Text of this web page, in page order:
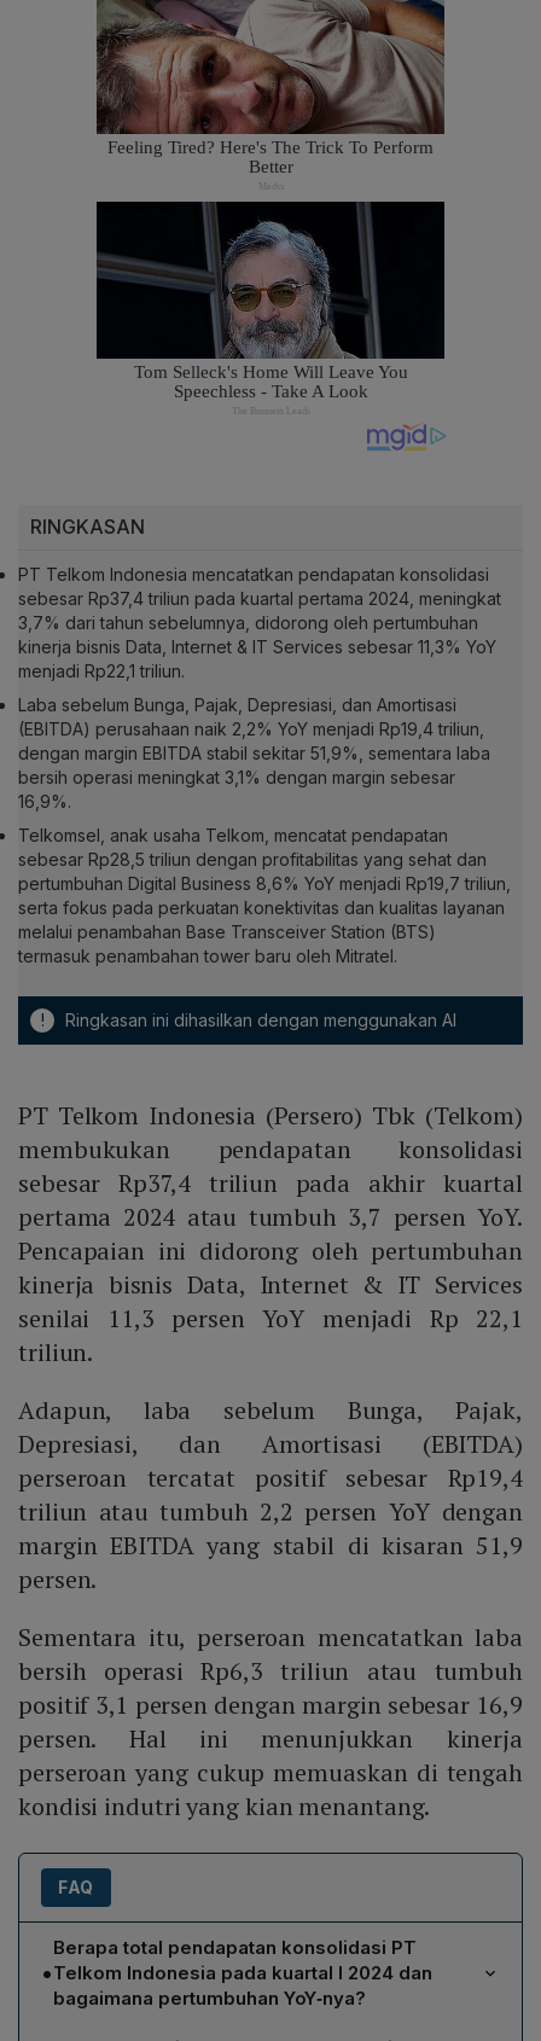
RINGKASAN
PT Telkom Indonesia mencatatkan pendapatan konsolidasi
sebesar Rp37,4 triliun pada kuartal pertama 2024, meningkat
3,7% dari tahun sebelumnya, didorong oleh pertumbuhan
kinerja bisnis Data, Internet & IT Services sebesar 11,3% YoY
menjadi Rp22,1 triliun.
Laba sebelum Bunga, Pajak, Depresiasi, dan Amortisasi
(EBITDA) perusahaan naik 2,2% YoY menjadi Rp19,4 triliun,
dengan margin EBITDA stabil sekitar 51,9%, sementara laba
bersih operasi meningkat 3,1% dengan margin sebesar
16,9%.
Telkomsel, anak usaha Telkom, mencatat pendapatan
sebesar Rp28,5 triliun dengan profitabilitas yang sehat dan
pertumbuhan Digital Business 8,6% YoY menjadi Rp19,7 triliun,
serta fokus pada perkuatan konektivitas dan kualitas layanan
melalui penambahan Base Transceiver Station (BTS)
termasuk penambahan tower baru oleh Mitratel.
! Ringkasan ini dihasilkan dengan menggunakan AI
PT Telkom Indonesia (Persero) Tbk (Telkom)
membukukan pendapatan konsolidasi
sebesar Rp37,4 triliun pada akhir kuartal
pertama 2024 atau tumbuh 3,7 persen YoY.
Pencapaian ini didorong oleh pertumbuhan
kinerja bisnis Data, Internet & IT Services
senilai 11,3 persen YoY menjadi Rp 22,1
triliun.
Adapun, laba sebelum Bunga, Pajak,
Depresiasi, dan Amortisasi (EBITDA)
perseroan tercatat positif sebesar Rp19,4
triliun atau tumbuh 2,2 persen YoY dengan
margin EBITDA yang stabil di kisaran 51,9
persen.
Sementara itu, perseroan mencatatkan laba
bersih operasi Rp6,3 triliun atau tumbuh
positif 3,1 persen dengan margin sebesar 16,9
persen. Hal ini menunjukkan kinerja
perseroan yang cukup memuaskan di tengah
kondisi indutri yang kian menantang.
FAQ
•
Berapa total pendapatan konsolidasi PT
Telkom Indonesia pada kuartal I 2024 dan
bagaimana pertumbuhan YoY‑nya?
Pendapatan konsolidasi Telkom pada kuartal I 2024